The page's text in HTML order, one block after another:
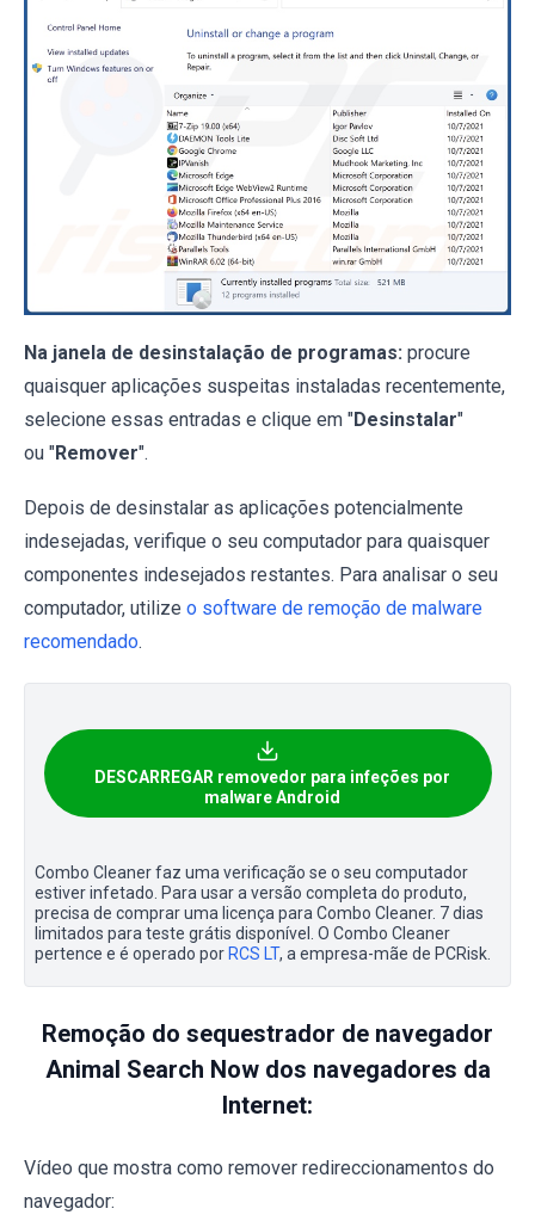
Na janela de desinstalação de programas: procure
quaisquer aplicações suspeitas instaladas recentemente,
selecione essas entradas e clique em "Desinstalar"
ou "Remover".
Depois de desinstalar as aplicações potencialmente
indesejadas, verifique o seu computador para quaisquer
componentes indesejados restantes. Para analisar o seu
computador, utilize o software de remoção de malware
recomendado.
DESCARREGAR removedor para infeções por
malware Android
Combo Cleaner faz uma verificação se o seu computador
estiver infetado. Para usar a versão completa do produto,
precisa de comprar uma licença para Combo Cleaner. 7 dias
limitados para teste grátis disponível. O Combo Cleaner
pertence e é operado por RCS LT, a empresa-mãe de PCRisk.
Remoção do sequestrador de navegador
Animal Search Now dos navegadores da
Internet:
Vídeo que mostra como remover redireccionamentos do
navegador: